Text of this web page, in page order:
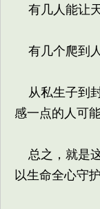
有几人能让
有几个爬到
从私生子到
感一点的人可
总之，就是
以生命全心守